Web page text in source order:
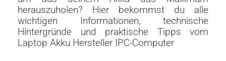
herauszuholen? Hier bekommst du alle
wichtigen Informationen, technische
Hintergründe und praktische Tipps vom
Laptop Akku Hersteller IPC-Computer